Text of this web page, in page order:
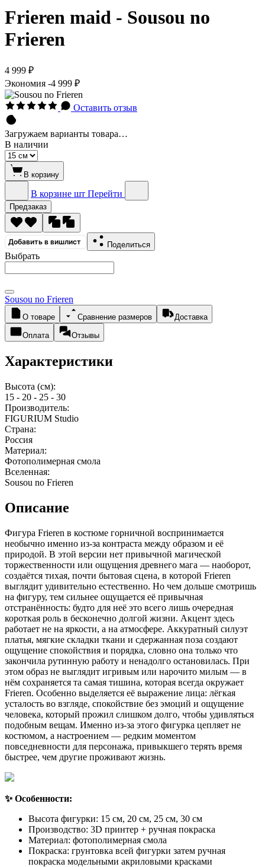
Frieren maid - Sousou no
Frieren
4 999 ₽
Экономия -4 999 ₽
Оставить отзыв
Загружаем варианты товара…
В наличии
В корзину
В корзине шт Перейти
Предзаказ
Добавить в вишлист Поделиться
Выбрать
Sousou no Frieren
О товаре Сравнение размеров Доставка
Оплата Отзывы
Характеристики
Высота (см):
15 - 20 - 25 - 30
Производитель:
FIGURIUM Studio
Страна:
Россия
Материал:
Фотополимерная смола
Вселенная:
Sousou no Frieren
Описание
Фигура Frieren в костюме горничной воспринимается
необычно именно из-за контраста между образом и её
природой. В этой версии нет привычной магической
торжественности или ощущения древнего мага — наоборот,
создаётся тихая, почти бытовая сцена, в которой Frieren
выглядит удивительно естественно. Но чем дольше смотришь
на фигуру, тем сильнее ощущается её привычная
отстранённость: будто для неё это всего лишь очередная
короткая роль в бесконечно долгой жизни. Акцент здесь
работает не на яркости, а на атмосфере. Аккуратный силуэт
платья, мягкие складки ткани и сдержанная поза создают
ощущение спокойствия и порядка, словно она только что
закончила рутинную работу и ненадолго остановилась. При
этом образ не выглядит игривым или нарочито милым — в
нём сохраняется та самая тишина, которая всегда окружает
Frieren. Особенно выделяется её выражение лица: лёгкая
усталость во взгляде, спокойствие без эмоций и ощущение
человека, который прожил слишком долго, чтобы удивляться
подобным вещам. Именно из-за этого фигурка цепляет не
костюмом, а настроением — редким моментом
повседневности для персонажа, привыкшего терять время
быстрее, чем другие проживают жизнь.
✨ Особенности:
Высота фигурки: 15 см, 20 см, 25 см, 30 см
Производство: 3D принтер + ручная покраска
Материал: фотополимерная смола
Покраска: грунтовка всей фигурки затем ручная
покраска модельными акриловыми красками